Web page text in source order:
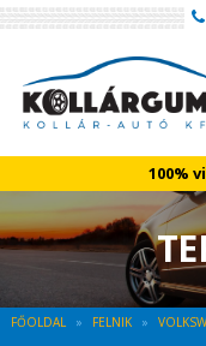
100%
FŐOLDAL FELNIK